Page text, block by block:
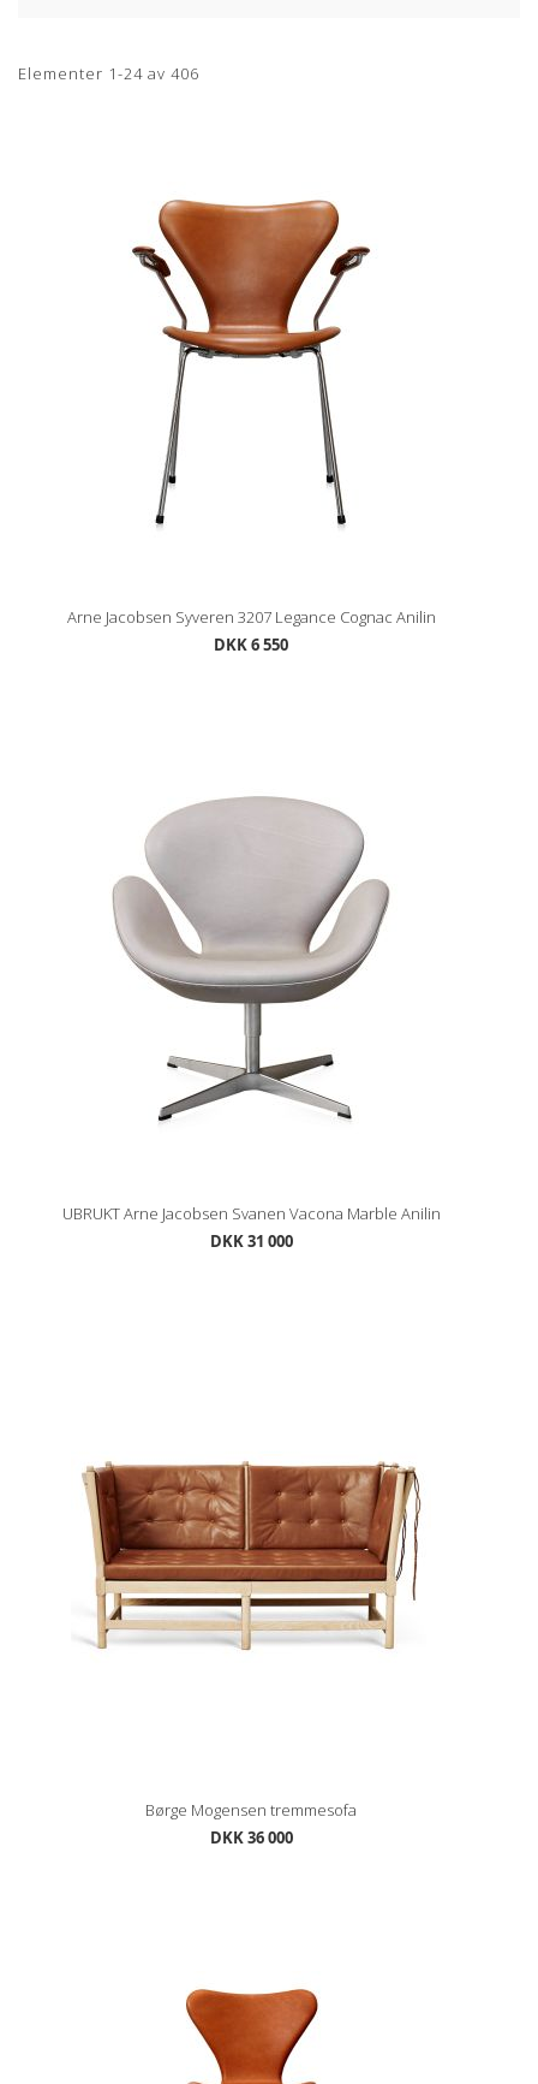
Elementer 1-24 av 406
Arne Jacobsen Syveren 3207 Legance Cognac Anilin
DKK 6 550
UBRUKT Arne Jacobsen Svanen Vacona Marble Anilin
DKK 31 000
Børge Mogensen tremmesofa
DKK 36 000